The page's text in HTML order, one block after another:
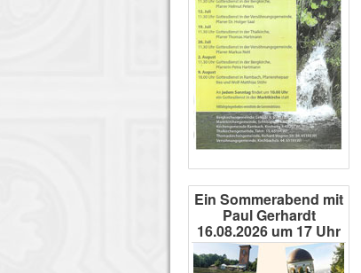
Ein Sommerabend mit
Paul Gerhardt
16.08.2026 um 17 Uhr